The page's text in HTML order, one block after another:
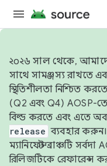
২০২৬ সাল থেকে,
সাথে সামঞ্জস্য রাখতে
স্থিতিশীলতা নিশ্চিত
(Q2 এবং Q4) AOSP-
বিল্ড করতে এবং এতে
release ব্যবহার করুন।
ম্যানিফেস্ট ব্রাঞ্চটি
রিলিজটিকে রেফারেন্স